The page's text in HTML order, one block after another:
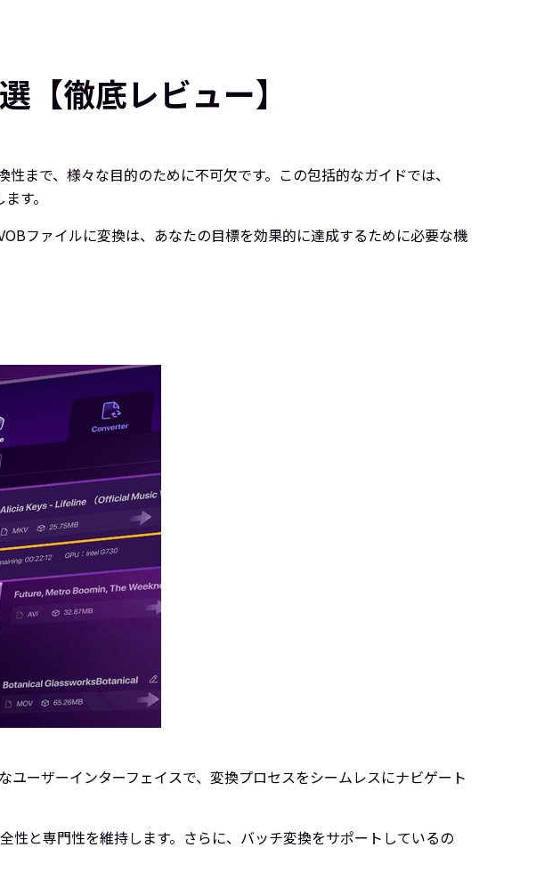
【徹底レビュー】
まで、様々な目的のために不可欠です。この包括的なガイドでは、
す。
ファイルに変換は、あなたの目標を効果的に達成するために必要な機
ーザーインターフェイスで、変換プロセスをシームレスにナビゲート
と専門性を維持します。さらに、バッチ変換をサポートしているの